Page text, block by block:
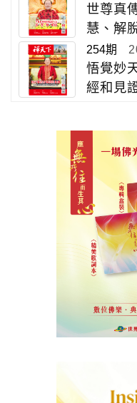
世尊真
慧、解
254期
悟覺妙
經和見